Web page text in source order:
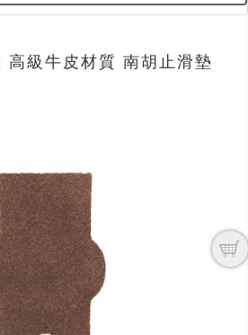
高級牛皮材質 南胡止滑墊
next